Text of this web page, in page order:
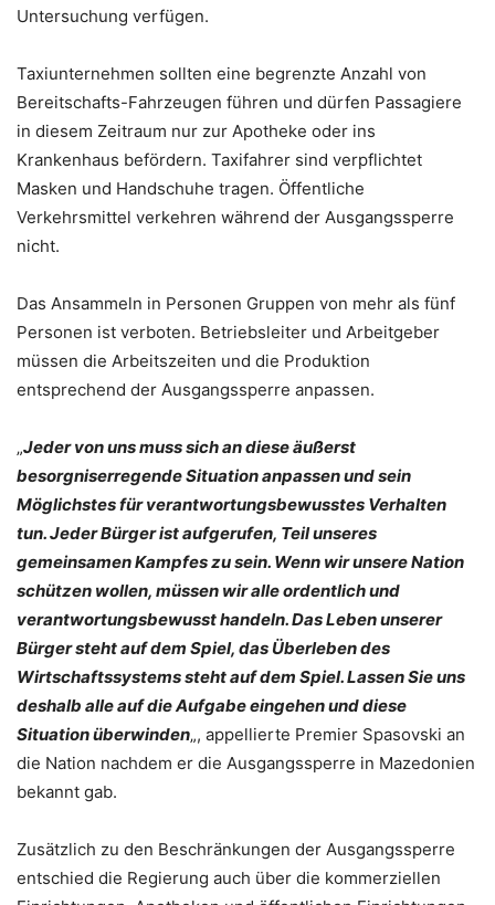
Untersuchung verfügen.
Taxiunternehmen sollten eine begrenzte Anzahl von
Bereitschafts-Fahrzeugen führen und dürfen Passagiere
in diesem Zeitraum nur zur Apotheke oder ins
Krankenhaus befördern. Taxifahrer sind verpflichtet
Masken und Handschuhe tragen. Öffentliche
Verkehrsmittel verkehren während der Ausgangssperre
nicht.
Das Ansammeln in Personen Gruppen von mehr als fünf
Personen ist verboten. Betriebsleiter und Arbeitgeber
müssen die Arbeitszeiten und die Produktion
entsprechend der Ausgangssperre anpassen.
„Jeder von uns muss sich an diese äußerst
besorgniserregende Situation anpassen und sein
Möglichstes für verantwortungsbewusstes Verhalten
tun. Jeder Bürger ist aufgerufen, Teil unseres
gemeinsamen Kampfes zu sein. Wenn wir unsere Nation
schützen wollen, müssen wir alle ordentlich und
verantwortungsbewusst handeln. Das Leben unserer
Bürger steht auf dem Spiel, das Überleben des
Wirtschaftssystems steht auf dem Spiel. Lassen Sie uns
deshalb alle auf die Aufgabe eingehen und diese
Situation überwinden„, appellierte Premier Spasovski an
die Nation nachdem er die Ausgangssperre in Mazedonien
bekannt gab.
Zusätzlich zu den Beschränkungen der Ausgangssperre
entschied die Regierung auch über die kommerziellen